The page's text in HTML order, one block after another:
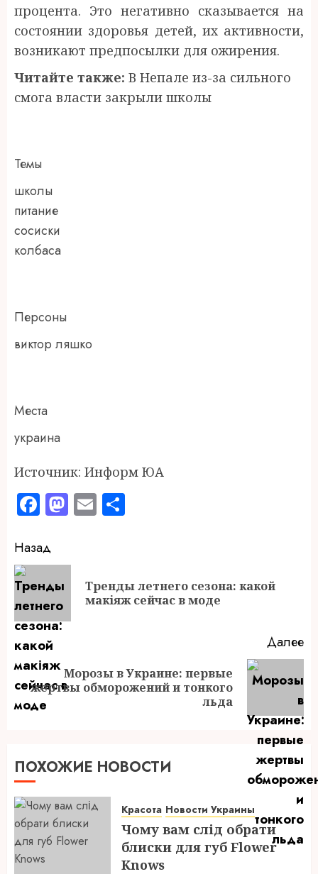
процента. Это негативно сказывается на
состоянии здоровья детей, их активности,
возникают предпосылки для ожирения.
Читайте также: В Непале из-за сильного
смога власти закрыли школы
Темы
школы
питание
сосиски
колбаса
Персоны
виктор ляшко
Места
украина
Источник: Информ ЮА
Facebook
Mastodon
Email
Продолжить
чтение
Назад
Тренды летнего сезона: какой
макіяж сейчас в моде
Далее
Следующая
запись:
Морозы в Украине: первые
жертвы обморожений и тонкого
льда
ПОХОЖИЕ НОВОСТИ
Красота Новости Украины
Чому вам слід обрати
блиски для губ Flower
Knows